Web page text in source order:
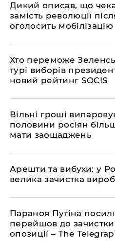
Дикий описав, що
замість революції
оголосить мобілізацію
Хто переможе
турі виборів
новий рейтинг SOCIS
Вільні гроші
половини росіян
мати заощаджень
Арешти та вибухи: у
велика зачистка
Параноя Путіна
перейшов до
опозиції – The